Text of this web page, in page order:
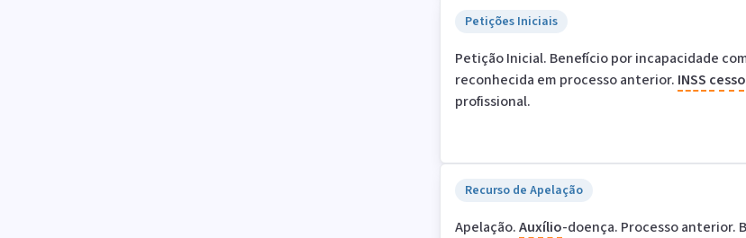
Petições Iniciais
Petição Inicial. Benefício por incapacidade
reconhecida em processo anterior. INSS
profissional.
Recurso de Apelação
Apelação.Auxílio-doença. Processo anterior.